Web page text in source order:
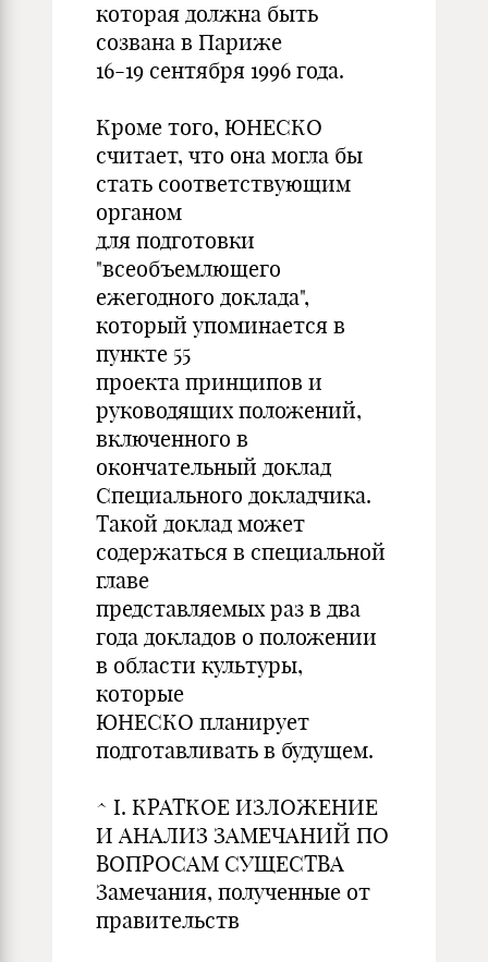
которая должна быть
созвана в Париже
16-19 сентября 1996 года.
Кроме того, ЮНЕСКО
считает, что она могла бы
стать соответствующим
органом
для подготовки
"всеобъемлющего
ежегодного доклада",
который упоминается в
пункте 55
проекта принципов и
руководящих положений,
включенного в
окончательный доклад
Специального докладчика.
Такой доклад может
содержаться в специальной
главе
представляемых раз в два
года докладов о положении
в области культуры,
которые
ЮНЕСКО планирует
подготавливать в будущем.
^ I. КРАТКОЕ ИЗЛОЖЕНИЕ
И АНАЛИЗ ЗАМЕЧАНИЙ ПО
ВОПРОСАМ СУЩЕСТВА
Замечания, полученные от
правительств